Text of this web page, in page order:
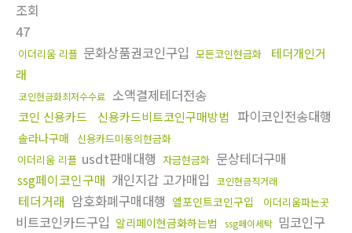
조회
47
이더리움 리플 문화상품권코인구입 모든코인현금화
테더개인거
래
코인현금화최저수수료 소액결제테더전송
코인 신용카드 신용카드비트코인구매방법 파이코인전송대행
솔라나구매
신용카드미동의현금화
이더리움 리플 usdt판매대행 자금현금화 문상테더구매
ssg페이코인구매 개인지갑 고가매입 코인현금직거래
테더거래 암호화폐구매대행 엘포인트코인구입 이더리움파는곳
비트코인카드구입 알리페이현금화하는법 ssg페이세탁 밈코인구